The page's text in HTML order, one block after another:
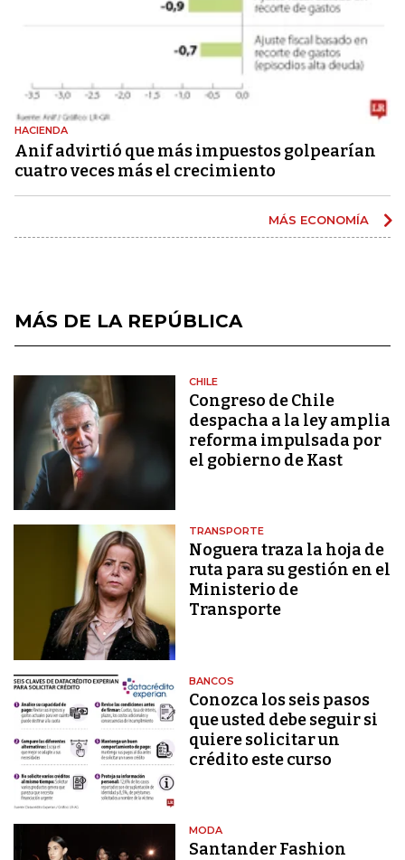
HACIENDA
Anif advirtió que más impuestos golpearían
cuatro veces más el crecimiento
MÁS ECONOMÍA
MÁS DE LA REPÚBLICA
CHILE
Congreso de Chile
despacha a la ley amplia
reforma impulsada por
el gobierno de Kast
TRANSPORTE
Noguera traza la hoja de
ruta para su gestión en el
Ministerio de
Transporte
BANCOS
Conozca los seis pasos
que usted debe seguir si
quiere solicitar un
crédito este curso
MODA
Santander Fashion